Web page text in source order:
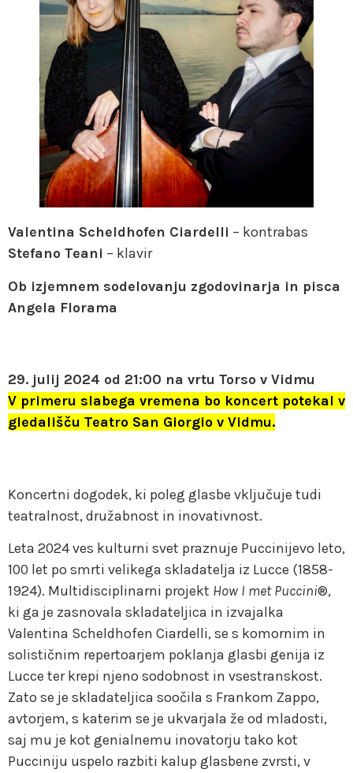
Valentina Scheldhofen Ciardelli – kontrabas
Stefano Teani – klavir
Ob izjemnem sodelovanju zgodovinarja in pisca
Angela Florama
29. julij 2024 od 21:00 na vrtu Torso v Vidmu
V primeru slabega vremena bo koncert potekal v
gledališču Teatro San Giorgio v Vidmu.
Koncertni dogodek, ki poleg glasbe vključuje tudi
teatralnost, družabnost in inovativnost.
Leta 2024 ves kulturni svet praznuje Puccinijevo leto,
100 let po smrti velikega skladatelja iz Lucce (1858-
1924). Multidisciplinarni projekt How I met Puccini®,
ki ga je zasnovala skladateljica in izvajalka
Valentina Scheldhofen Ciardelli, se s komornim in
solističnim repertoarjem poklanja glasbi genija iz
Lucce ter krepi njeno sodobnost in vsestranskost.
Zato se je skladateljica soočila s Frankom Zappo,
avtorjem, s katerim se je ukvarjala že od mladosti,
saj mu je kot genialnemu inovatorju tako kot
Pucciniju uspelo razbiti kalup glasbene zvrsti, v